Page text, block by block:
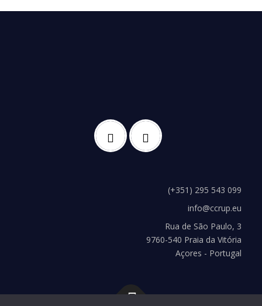
(+351) 295 543 099
info@ccrup.eu
Rua de São Paulo, 3
9760-540 Praia da Vitória
Açores - Portugal